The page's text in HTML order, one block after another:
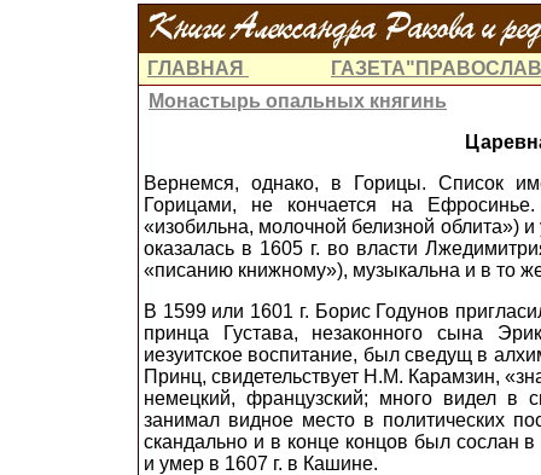
ГЛАВНАЯ
Монастырь опальных княгинь
Вернемся, однако, в Горицы. Список
Горицами, не кончается на
«изобильна, молочной белизной облита»)
оказалась в 1605 г. во власти Лжедимит
«писанию книжному»), музыкальна и в то
В 1599 или 1601 г. Борис Годунов
принца Густава, незаконного сына
иезуитское воспитание, был сведущ в
Принц, свидетельствует Н.М. Карамзин,
немецкий, французский; много видел
занимал видное место в политических
скандально и в конце концов был сослан
и умер в 1607 г. в Кашине.